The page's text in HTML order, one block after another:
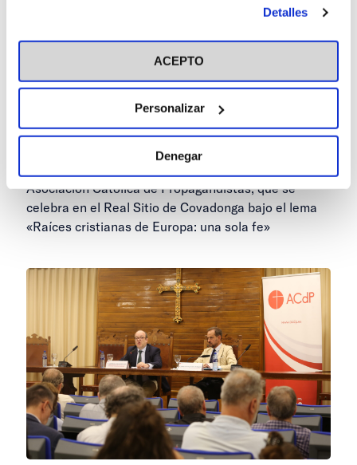
en el botón "Personalizar". Para más información puedes
visitar nuestra Política de Cookies
Detalles
ACEPTO
Personalizar
Denegar
La verdad de Cristo, la comunión de los
santos y la esperanza eterna
protagonizan la segunda jornada del
Curso de Verano de la ACdP en
Covadonga
Asociación Católica de Propagandistas, que se
celebra en el Real Sitio de Covadonga bajo el lema
«Raíces cristianas de Europa: una sola fe»